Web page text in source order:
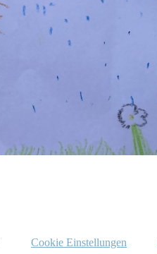
Cookie Einstellungen